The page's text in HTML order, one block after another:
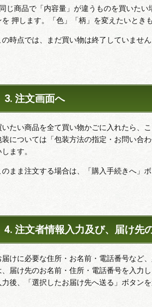
じ商品で「内容量」が違うものを買いた
を 押します。「色」「柄」を変えたいとき
の時点では、まだ買い物は終了していません
3. 注文画面へ
いたい商品を全て買い物かごに入れたら、
装については「包装方法の指定・お問い合
ます。
のまま注文する場合は、「購入手続きへ」
4. 注文者情報入力及び、届け先
届けに必要な住所・お名前・電話番号など
、届け先のお名前・住所・電話番号を入力し
力後、「選択したお届け先へ送る」ボタンを